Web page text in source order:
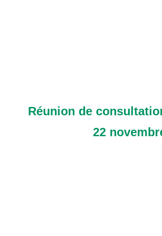
Réunion de
22